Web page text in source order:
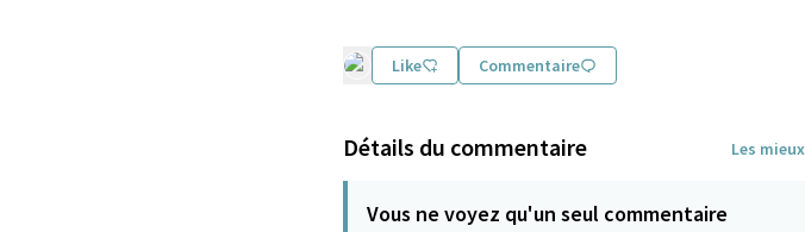
Like Commentaire
Détails du commentaire Les
Vous ne voyez qu'un seul commentaire